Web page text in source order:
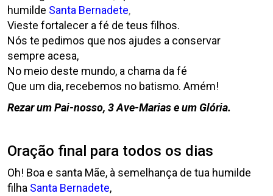
humilde Santa Bernadete,
Vieste fortalecer a fé de teus filhos.
Nós te pedimos que nos ajudes a conservar
sempre acesa,
No meio deste mundo, a chama da fé
Que um dia, recebemos no batismo. Amém!
Rezar um Pai-nosso, 3 Ave-Marias e um Glória.
Oração final para todos os dias
Oh! Boa e santa Mãe, à semelhança de tua humilde
filha Santa Bernadete,